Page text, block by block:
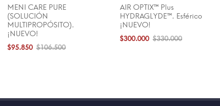
MENI CARE PURE
(SOLUCIÓN
MULTIPROPÓSITO).
¡NUEVO!
$106.500
$95.850
AIR OPTIX™ Plus
HYDRAGLYDE™. Esférico
¡NUEVO!
$330.000
$300.000